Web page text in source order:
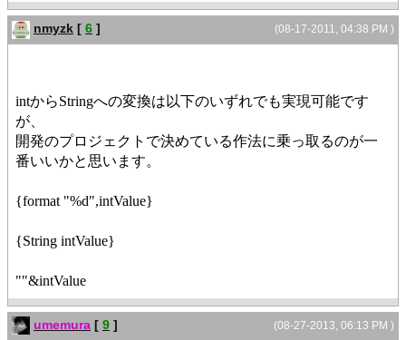
(08-17-2011, 04:38 PM )
nmyzk [ 6 ]
intからStringへの変換は以下のいずれでも実現可能です
が、
開発のプロジェクトで決めている作法に乗っ取るのが一
番いいかと思います。
{format "%d",intValue}
{String intValue}
""&intValue
(08-27-2013, 06:13 PM )
umemura [ 9 ]